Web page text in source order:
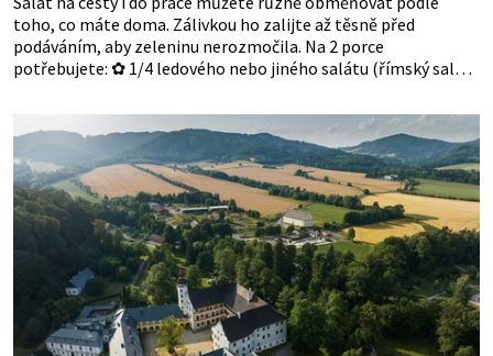
toho, co máte doma. Zálivkou ho zalijte až těsně před
podáváním, aby zeleninu nerozmočila. Na 2 porce
potřebujete: ✿ 1/4 ledového nebo jiného salátu (římský salát,
rajčata Zálivka: ✿ 4 lžíce olivového oleje ✿ 1 lžíci citronové
šťávy ✿ ½ stroužku